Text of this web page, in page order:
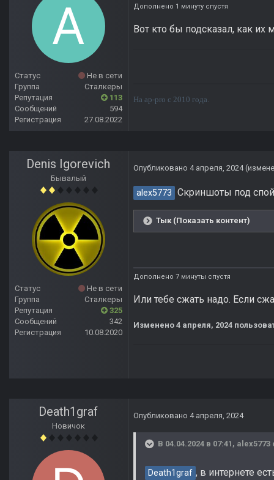
Статус
Не в сети
Группа
Сталкеры
Репутация
113
Сообщений
594
Регистрация
27.08.2022
Дополнено 1 минуту спустя
Вот кто бы подсказал, как их
На ap-pro с 2010 года.
Denis Igorevich
Бывалый
Статус
Не в сети
Группа
Сталкеры
Репутация
325
Сообщений
342
Регистрация
10.08.2020
Опубликовано 4 апреля, 2024
alex5773 Скриншоты под
Тык (Показать контент)
Дополнено 7 минуты спустя
Или тебе сжать надо. Если
Изменено 4 апреля, 2024
Death1graf
Новичок
Опубликовано 4 апреля, 2024
В 04.04.2024 в 07:41, alex5773
Death1graf , в интернете